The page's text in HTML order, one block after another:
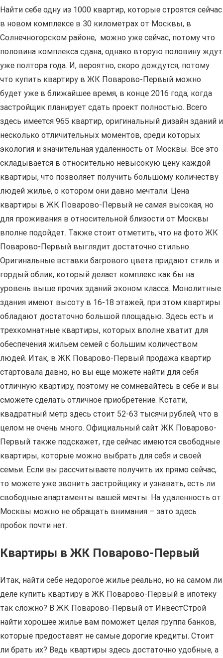
Найти себе одну из 1000 квартир, которые строятся сейчас
в новом комплексе в 30 километрах от Москвы, в
Солнечногорском районе, можно уже сейчас, потому что
половина комплекса сдана, однако вторую половину ждут
уже полтора года. И, вероятно, скоро дождутся, потому
что купить квартиру в ЖК Поварово-Первый можно
будет уже в ближайшее время, в конце 2016 года, когда
застройщик планирует сдать проект полностью. Всего
здесь имеется 965 квартир, оригинальный дизайн зданий и
несколько отличительных моментов, среди которых
экология и значительная удаленность от Москвы. Все это
складывается в относительно невысокую цену каждой
квартиры, что позволяет получить большому количеству
людей жилье, о котором они давно мечтали. Цена
квартиры в ЖК Поварово-Первый не самая высокая, но
для проживания в относительной близости от Москвы
вполне подойдет. Также стоит отметить, что на фото ЖК
Поварово-Первый выглядит достаточно стильно.
Оригинальные вставки багрового цвета придают стиль и
гордый облик, который делает комплекс как бы на
уровень выше прочих зданий эконом класса. Монолитные
здания имеют высоту в 16-18 этажей, при этом квартиры
обладают достаточно большой площадью. Здесь есть и
трехкомнатные квартиры, которых вполне хватит для
обеспечения жильем семей с большим количеством
людей. Итак, в ЖК Поварово-Первый продажа квартир
стартовала давно, но вы еще можете найти для себя
отличную квартиру, поэтому не сомневайтесь в себе и вы
сможете сделать отличное приобретение. Кстати,
квадратный метр здесь стоит 52-63 тысячи рублей, что в
целом не очень много. Официальный сайт ЖК Поварово-
Первый также подскажет, где сейчас имеются свободные
квартиры, которые можно выбрать для себя и своей
семьи. Если вы рассчитываете получить их прямо сейчас,
то можете уже звонить застройщику и узнавать, есть ли
свободные апартаменты вашей мечты. На удаленность от
Москвы можно не обращать внимания – зато здесь
пробок почти нет.
Квартиры в ЖК Поварово-Первый
Итак, найти себе недорогое жилье реально, но на самом ли
деле купить квартиру в ЖК Поварово-Первый в ипотеку
так сложно? В ЖК Поварово-Первый от ИнвестСтрой
найти хорошее жилье вам поможет целая группа банков,
которые предоставят не самые дорогие кредиты. Стоит
ли брать их? Ведь квартиры здесь достаточно удобные, а